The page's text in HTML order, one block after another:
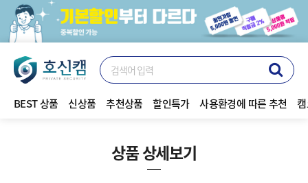
BEST 상품 신상품 추천상품 할인특가 사용환경에 따른 추천
상품 상세보기